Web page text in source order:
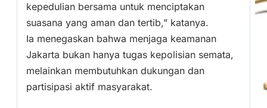
kepedulian bersama untuk menciptakan
suasana yang aman dan tertib,” katanya.
Ia menegaskan bahwa menjaga keamanan
Jakarta bukan hanya tugas kepolisian semata,
melainkan membutuhkan dukungan dan
partisipasi aktif masyarakat.